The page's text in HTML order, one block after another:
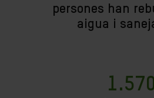
persones han
aigua i
1.570